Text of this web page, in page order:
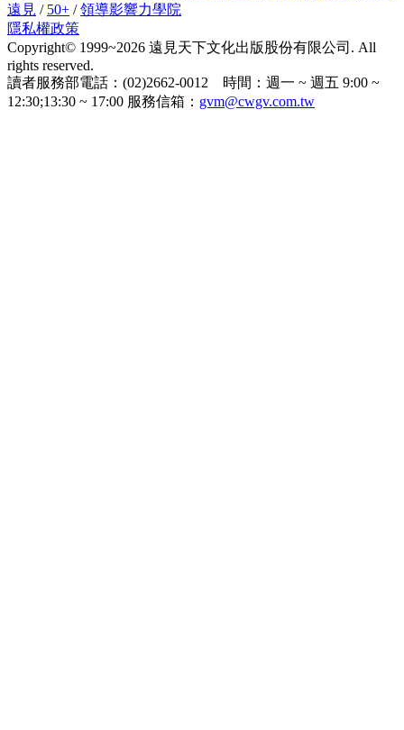
遠見 / 50+ /領導影響力學院
隱私權政策
Copyright© 1999~2026 遠見天下文化出版股份有限公司. All
rights reserved.
讀者服務部電話：(02)2662-0012 時間：週一 ~ 週五 9:00 ~
12:30;13:30 ~ 17:00 服務信箱： gvm@cwgv.com.tw